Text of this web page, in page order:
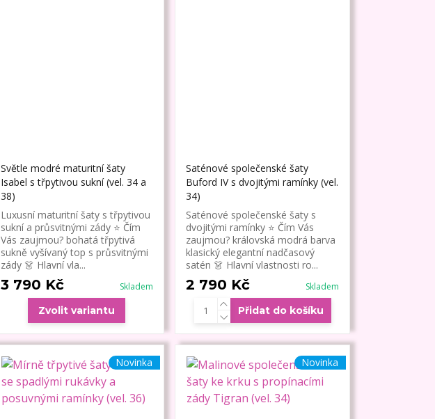
Světle modré maturitní šaty
Isabel s třpytivou sukní (vel. 34 a
38)
Luxusní maturitní šaty s třpytivou
sukní a průsvitnými zády ⭐ Čím
Vás zaujmou? bohatá třpytivá
sukně vyšívaný top s průsvitnými
zády 👗 Hlavní vla...
3 790 Kč Skladem
Zvolit variantu
Saténové společenské šaty
Buford IV s dvojitými ramínky (vel.
34)
Saténové společenské šaty s
dvojitými ramínky ⭐ Čím Vás
zaujmou? královská modrá barva
klasický elegantní nadčasový
satén 👗 Hlavní vlastnosti ro...
2 790 Kč Skladem
Přidat do košíku
Novinka Novinka